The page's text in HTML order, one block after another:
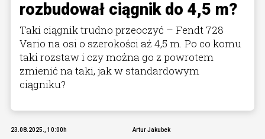
rozbudował ciągnik do 4,5 m?
Taki ciągnik trudno przeoczyć – Fendt 728
Vario na osi o szerokości aż 4,5 m. Po co komu
taki rozstaw i czy można go z powrotem
zmienić na taki, jak w standardowym
ciągniku?
23.08.2025., 10:00h Artur Jakubek